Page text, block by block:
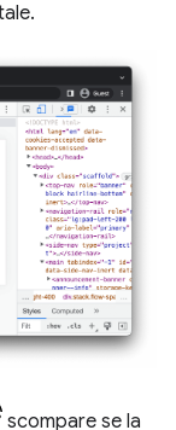
scompare se la